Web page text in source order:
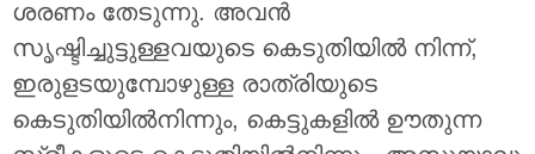
ശരണം തേടുന്നു. അവന്‍
സൃഷ്ടിച്ചുട്ടുള്ളവയുടെ കെടുതിയില്‍ നിന്ന്‌,
ഇരുളടയുമ്പോഴുള്ള രാത്രിയുടെ
കെടുതിയില്‍നിന്നും, കെട്ടുകളില്‍ ഊതുന്ന